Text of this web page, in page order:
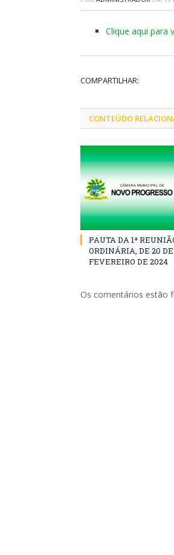
Clique aqui para
COMPARTILHAR:
CONTEÚDO
PAUTA DA 1ª
ORDINÁRIA, DE 20 DE
FEVEREIRO DE 2024
Os comentários estão